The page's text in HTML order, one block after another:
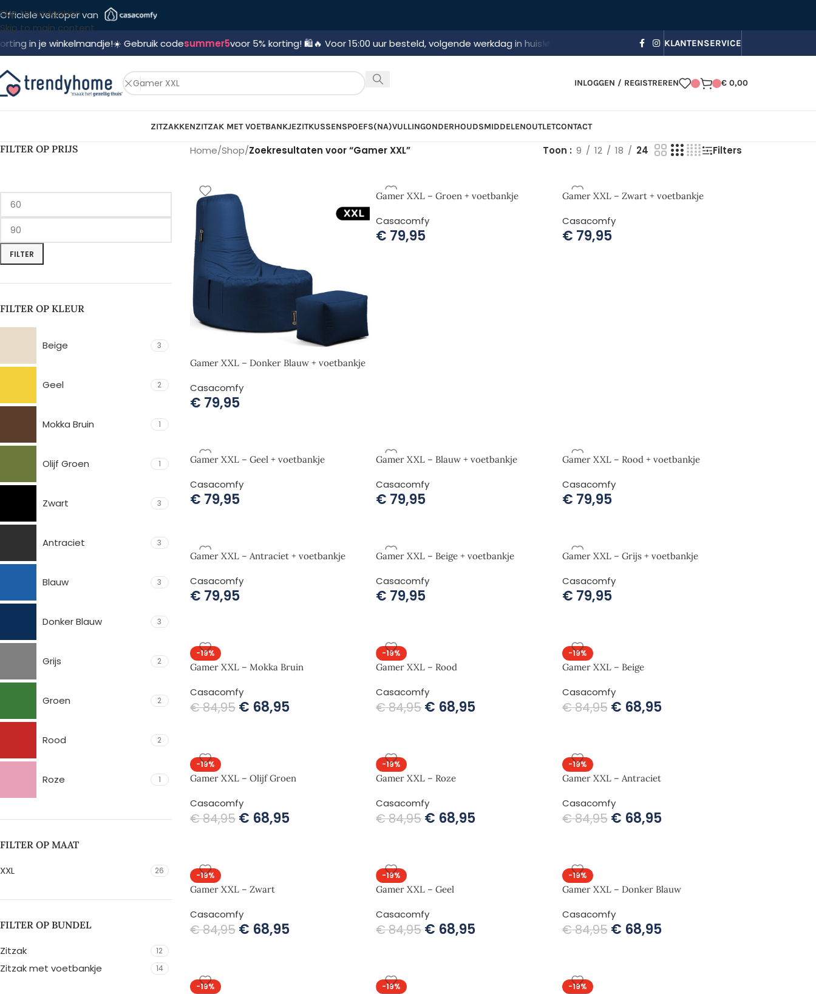
Skip to navigation
Skip to main content
Officiële verkoper van
winkelmandje!☀️ Gebruik codesummer5voor 5% korting! 🛍️🔥 Voor 15:00 uur besteld, volgende werkdag in huis!🚛 Gratis bezorging, Zomerkorting in je winkelmandje!☀️ Gebruik code
KLANTENSERVICE
INLOGGEN / REGISTREREN € 0,00
ZITZAKKENZITZAK MET VOETBANKJEZITKUSSENSPOEFS(NA)VULLINGONDERHOUDSMIDDELENOUTLETCONTACT
FILTER OP PRIJS
FILTER
FILTER OP KLEUR
Beige 3
Geel 2
Mokka Bruin 1
Olijf Groen 1
Zwart 3
Antraciet 3
Blauw 3
Donker Blauw 3
Grijs 2
Groen 2
Rood 2
Roze 1
FILTER OP MAAT
XXL 26
FILTER OP BUNDEL
Zitzak 12
Zitzak met voetbankje 14
Home/Shop/Zoekresultaten voor “Gamer XXL” Toon 9 12 18 24 Filters
Gamer XXL – Donker Blauw + voetbankje
Casacomfy
€ 79,95
Gamer XXL – Groen + voetbankje
Casacomfy
€ 79,95
Gamer XXL – Zwart + voetbankje
Casacomfy
€ 79,95
Gamer XXL – Geel + voetbankje
Casacomfy
€ 79,95
Gamer XXL – Blauw + voetbankje
Casacomfy
€ 79,95
Gamer XXL – Rood + voetbankje
Casacomfy
€ 79,95
Gamer XXL – Antraciet + voetbankje
Casacomfy
€ 79,95
Gamer XXL – Beige + voetbankje
Casacomfy
€ 79,95
Gamer XXL – Grijs + voetbankje
Casacomfy
€ 79,95
-19%
Gamer XXL – Mokka Bruin
Casacomfy
€84,95 € 68,95
-19%
Gamer XXL – Rood
Casacomfy
€84,95 € 68,95
-19%
Gamer XXL – Beige
Casacomfy
€84,95 € 68,95
-19%
Gamer XXL – Olijf Groen
Casacomfy
€84,95 € 68,95
-19%
Gamer XXL – Roze
Casacomfy
€84,95 € 68,95
-19%
Gamer XXL – Antraciet
Casacomfy
€84,95 € 68,95
-19%
Gamer XXL – Zwart
Casacomfy
€84,95 € 68,95
-19%
Gamer XXL – Geel
Casacomfy
€84,95 € 68,95
-19%
Gamer XXL – Donker Blauw
Casacomfy
€84,95 € 68,95
-19% -19% -19%